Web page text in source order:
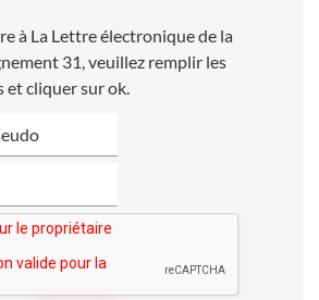
à La Lettre électronique de la
31, veuillez remplir les
et cliquer sur ok.